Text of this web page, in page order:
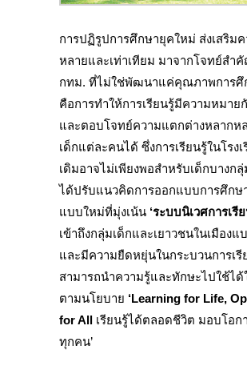
การปฏิรูปการศึกษายุคใหม่ ส่งเสริม
หลายและเท่าเทียม มาจากโจทย์สำ
กทม. ที่ไม่ใช่พัฒนาแค่คุณภาพการศึ
คือการทำให้การเรียนรู้มีความหมาย
และตอบโจทย์ความแตกต่างหลากห
เด็กแต่ละคนได้ ซึ่งการเรียนรู้ในโรง
เดิมอาจไม่เพียงพอสำหรับเด็กบางก
ได้ปรับแนวคิดการออกแบบการศึกษ
แบบใหม่ที่มุ่งเน้น ‘ระบบนิเวศการเรี
เข้าถึงกลุ่มเด็กและเยาวชนในเมืองแ
และมีความยืดหยุ่นในกระบวนการเรี
สามารถนำความรู้และทักษะไปใช้ได้
ตามนโยบาย ‘Learning for Life,
for All เรียนรู้ได้ตลอดชีวิต มอบโอก
ทุกคน’